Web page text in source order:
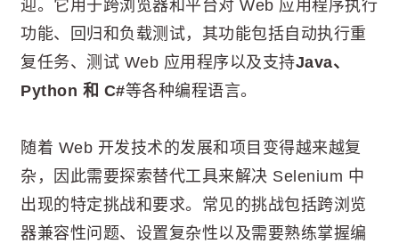
迎。它用于跨浏览器和平台对 Web 应用程序执行
功能、回归和负载测试，其功能包括自动执行重
复任务、测试 Web 应用程序以及支持Java、
Python 和 C#等各种编程语言。
随着 Web 开发技术的发展和项目变得越来越复
杂，因此需要探索替代工具来解决 Selenium 中
出现的特定挑战和要求。常见的挑战包括跨浏览
器兼容性问题、设置复杂性以及需要熟练掌握编